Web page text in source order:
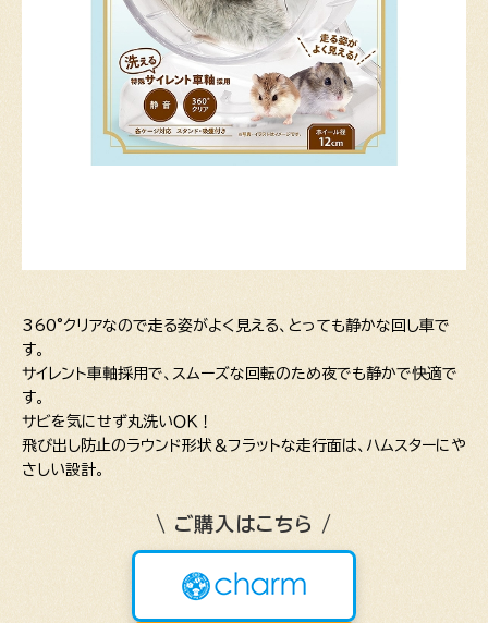
360°クリアなので走る姿がよく見える、とっても静かな回し車で
す。
サイレント車軸採用で、スムーズな回転のため夜でも静かで快適で
す。
サビを気にせず丸洗いＯＫ！
飛び出し防止のラウンド形状＆フラットな走行面は、ハムスターにや
さしい設計。
\ ご購入はこちら /